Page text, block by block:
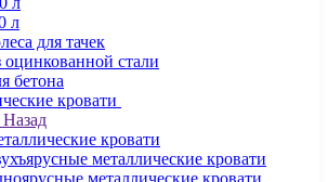
л
для тачек
оцинкованной стали
бетона
кровати
Назад
кровати
металлические кровати
металлические кровати